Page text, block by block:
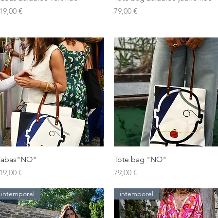
€
Prix
79,00 €
Aperçu rapide
€
Aperçu rapide
Tote bag "NO"
Prix
79,00 €
intemporel intemporel